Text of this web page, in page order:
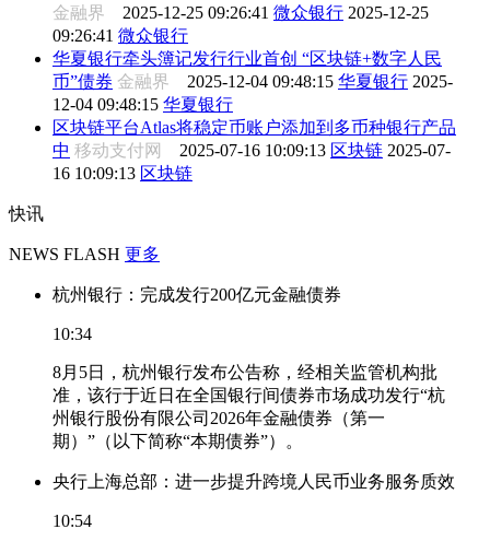
金融界 2025-12-25 09:26:41 微众银行 2025-12-25
09:26:41 微众银行
华夏银行牵头簿记发行行业首创 “区块链+数字人民
币”债券 金融界 2025-12-04 09:48:15 华夏银行 2025-
12-04 09:48:15 华夏银行
区块链平台Atlas将稳定币账户添加到多币种银行产品
中 移动支付网 2025-07-16 10:09:13 区块链 2025-07-
16 10:09:13 区块链
快讯
NEWS FLASH 更多
杭州银行：完成发行200亿元金融债券
10:34
8月5日，杭州银行发布公告称，经相关监管机构批
准，该行于近日在全国银行间债券市场成功发行“杭
州银行股份有限公司2026年金融债券（第一
期）”（以下简称“本期债券”）。
央行上海总部：进一步提升跨境人民币业务服务质效
10:54